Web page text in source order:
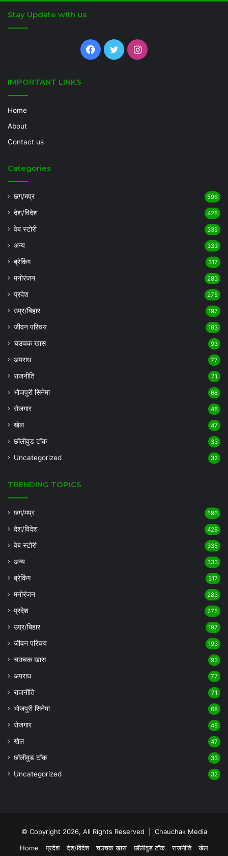
Stay Update with us
Facebook
TwitterInstagram
IMPORTANT LINKS
Home
About
Contact us
Categories
छग/मप्र 596
देश/विदेश 428
वेब स्टोरी 335
अन्य 333
ब्रेकिंग 317
मनोरंजन 283
प्रदेश 275
उप्र/बिहार 197
जीवन परिचय 193
चउचक खास 93
अपराध 77
राजनीति 71
भोजपुरी सिनेमा 68
रोजगार 48
खेल 47
छॉलीवुड टॉक 33
Uncategorized 32
TRENDING TOPICS
छग/मप्र 596
देश/विदेश 428
वेब स्टोरी 335
अन्य 333
ब्रेकिंग 317
मनोरंजन 283
प्रदेश 275
उप्र/बिहार 197
जीवन परिचय 193
चउचक खास 93
अपराध 77
राजनीति 71
भोजपुरी सिनेमा 68
रोजगार 48
खेल 47
छॉलीवुड टॉक 33
Uncategorized 32
© Copyright 2026, All Rights Reserved | Chauchak Media
Home
प्रदेश देश/विदेश चउचक खास छॉलीवुड टॉक राजनीति खेल